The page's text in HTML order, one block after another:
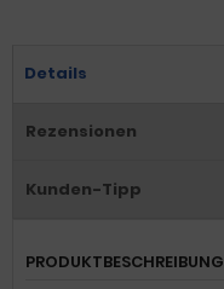
Details
Rezensionen
Kunden-Tipp
PRODUKTBESCHREIBUNG